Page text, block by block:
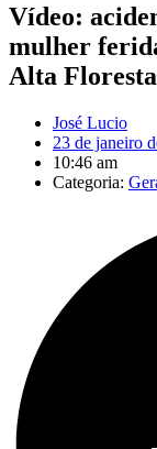
Vídeo:
mulher
Alta Floresta
José Lucio
23 de janeiro
10:46 am
Categoria: